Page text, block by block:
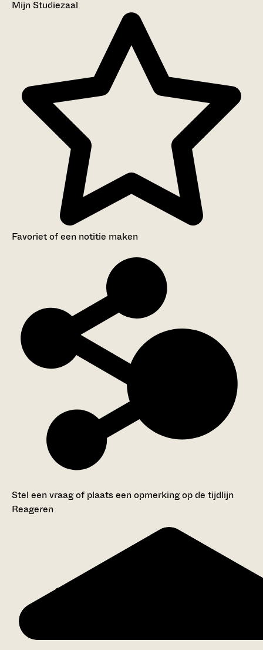
Mijn Studiezaal
Favoriet of een notitie maken
Stel een vraag of plaats een opmerking op de tijdlijn
Reageren